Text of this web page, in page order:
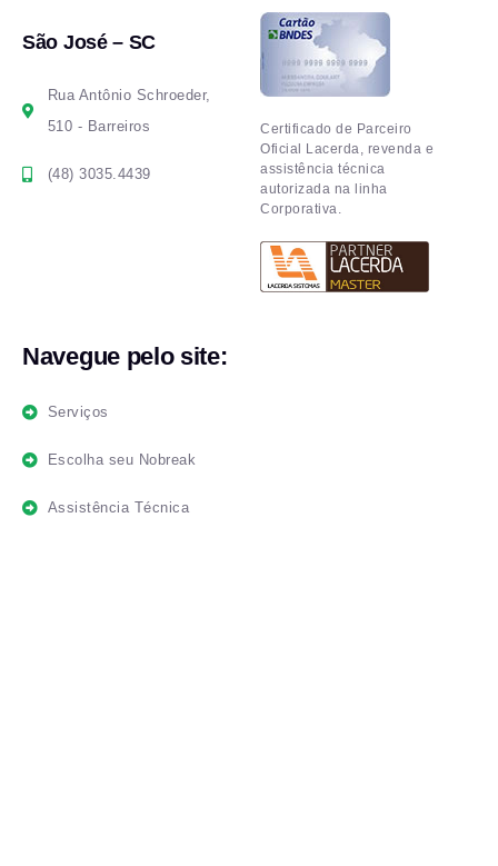
São José – SC
Rua Antônio Schroeder,
510 - Barreiros
(48) 3035.4439
Certificado de Parceiro
Oficial Lacerda, revenda e
assistência técnica
autorizada na linha
Corporativa.
Navegue pelo site:
Serviços
Escolha seu Nobreak
Assistência Técnica